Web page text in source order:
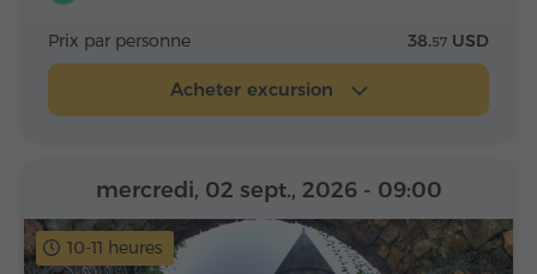
Prix par personne 38.57 USD
Acheter excursion
10-11 heures
mercredi, 02 sept., 2026 - 09:00